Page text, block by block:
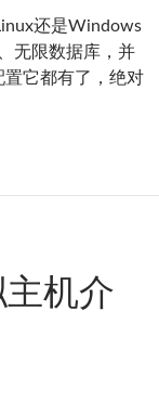
还是Windows
无限数据库，并
置它都有了，绝对
主机介